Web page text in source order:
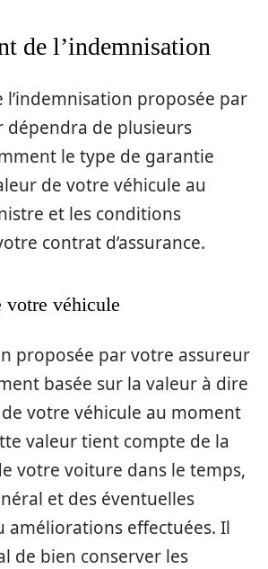
de l’indemnisation
l’indemnisation proposée par
dépendra de plusieurs
le type de garantie
de votre véhicule au
et les conditions
contrat d’assurance.
votre véhicule
proposée par votre assureur
basée sur la valeur à dire
de votre véhicule au moment
valeur tient compte de la
votre voiture dans le temps,
et des éventuelles
améliorations effectuées. Il
de bien conserver les